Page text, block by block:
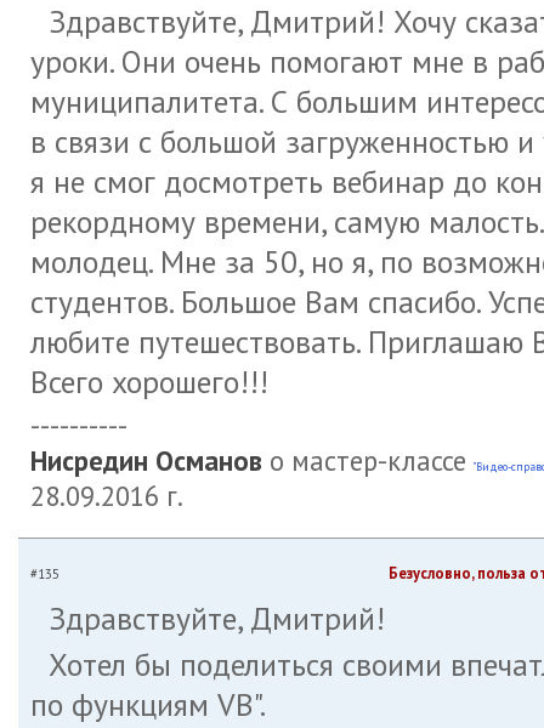
Здравствуйте, Дмитрий! Хочу
уроки. Они очень помогают мне в
муниципалитета. С большим
в связи с большой загруженностью
я не смог досмотреть вебинар до
рекордному времени, самую
молодец. Мне за 50, но я, по
студентов. Большое Вам спасибо.
любите путешествовать. Приглашаю
Всего хорошего!!!
----------
Нисредин Османов о мастер-классе "Видео-
28.09.2016 г.
#135 Безусловно, польза
Здравствуйте, Дмитрий!
Хотел бы поделиться своими
по функциям VB".